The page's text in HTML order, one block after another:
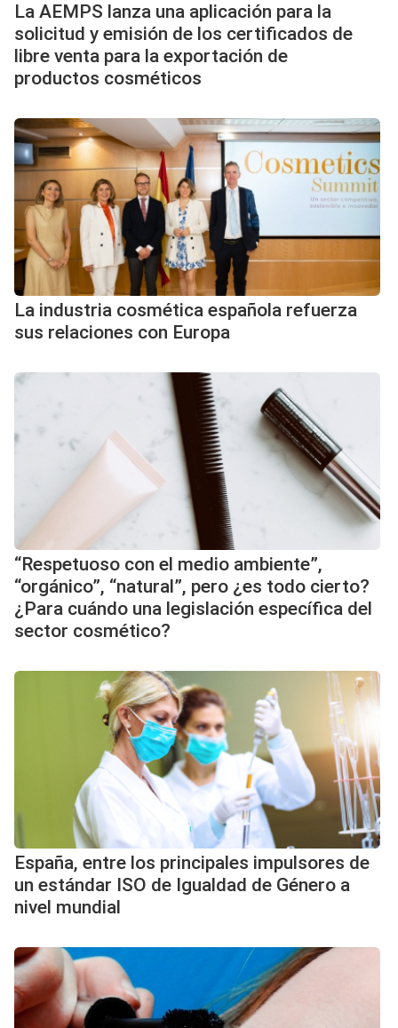
La AEMPS lanza una aplicación para la
solicitud y emisión de los certificados de
libre venta para la exportación de
productos cosméticos
La industria cosmética española refuerza
sus relaciones con Europa
“Respetuoso con el medio ambiente”,
“orgánico”, “natural”, pero ¿es todo cierto?
¿Para cuándo una legislación específica del
sector cosmético?
España, entre los principales impulsores de
un estándar ISO de Igualdad de Género a
nivel mundial